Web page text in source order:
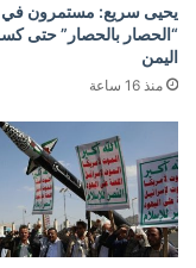
يحيى سريع: مستمرون في
“الحصار بالحصار” حتى
اليمن
منذ 16 ساعة